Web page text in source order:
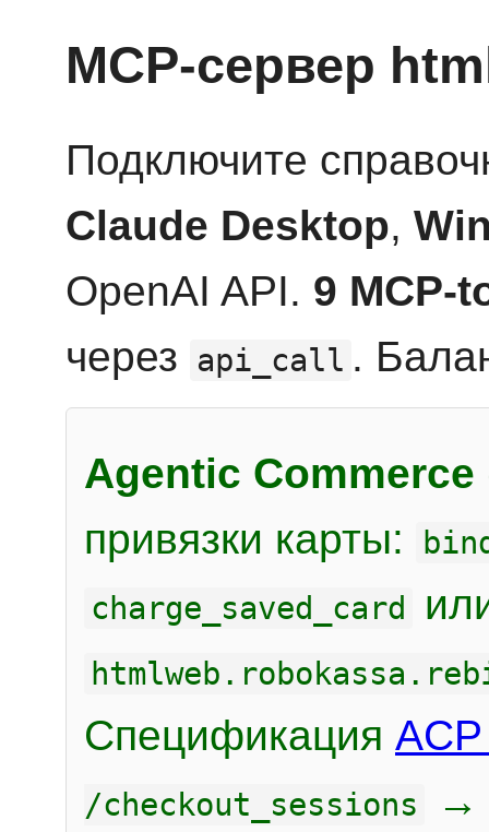
MCP-сервер
Подключите
Claude Desktop,
OpenAI API. 9 MCP-
через api_call .
Agentic Commerce
привязки карты:
charge_saved_card
Спецификация
/checkout_sessions